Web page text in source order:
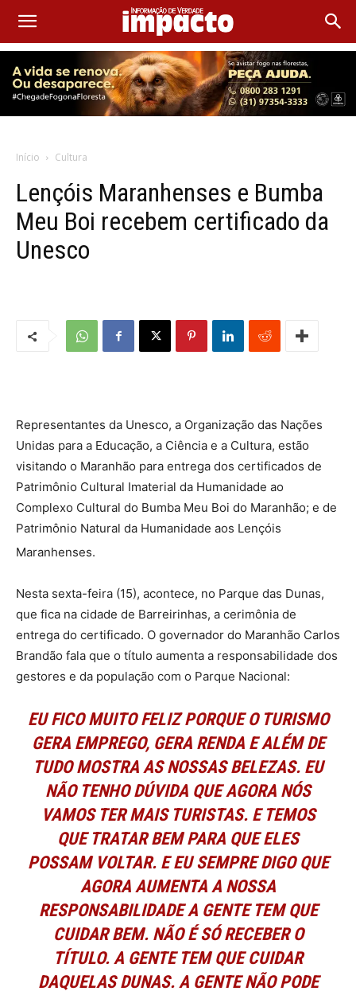
Início Cultura
Lençóis Maranhenses e Bumba
Meu Boi recebem certificado da
Unesco
Representantes da Unesco, a Organização das Nações
Unidas para a Educação, a Ciência e a Cultura, estão
visitando o Maranhão para entrega dos certificados de
Patrimônio Cultural Imaterial da Humanidade ao
Complexo Cultural do Bumba Meu Boi do Maranhão; e de
Patrimônio Natural da Humanidade aos Lençóis
Maranhenses.
Nesta sexta-feira (15), acontece, no Parque das Dunas,
que fica na cidade de Barreirinhas, a cerimônia de
entrega do certificado. O governador do Maranhão Carlos
Brandão fala que o título aumenta a responsabilidade dos
gestores e da população com o Parque Nacional:
EU FICO MUITO FELIZ PORQUE O TURISMO
GERA EMPREGO, GERA RENDA E ALÉM DE
TUDO MOSTRA AS NOSSAS BELEZAS. EU
NÃO TENHO DÚVIDA QUE AGORA NÓS
VAMOS TER MAIS TURISTAS. E TEMOS
QUE TRATAR BEM PARA QUE ELES
POSSAM VOLTAR. E EU SEMPRE DIGO QUE
AGORA AUMENTA A NOSSA
RESPONSABILIDADE A GENTE TEM QUE
CUIDAR BEM. NÃO É SÓ RECEBER O
TÍTULO. A GENTE TEM QUE CUIDAR
DAQUELAS DUNAS. A GENTE NÃO PODE